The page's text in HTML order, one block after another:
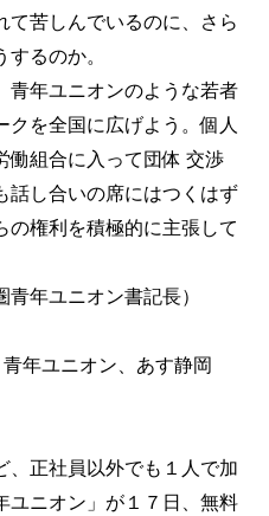
て苦しんでいるのに、さら
るのか。
年ユニオンのような若者
クを全国に広げよう。個人
働組合に入って団体 交渉
話し合いの席にはつくはず
の権利を積極的に主張して
年ユニオン書記長）
年ユニオン、あす静岡
正社員以外でも１人で加
ユニオン」が１７日、無料